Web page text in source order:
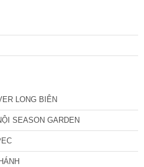
LONG BIÊN
SEASON GARDEN